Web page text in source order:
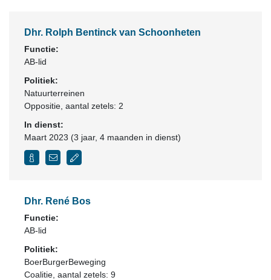
Dhr. Rolph Bentinck van Schoonheten
Functie:
AB-lid
Politiek:
Natuurterreinen
Oppositie , aantal zetels: 2
In dienst:
Maart 2023 (3 jaar, 4 maanden in dienst)
Dhr. René Bos
Functie:
AB-lid
Politiek:
BoerBurgerBeweging
Coalitie , aantal zetels: 9